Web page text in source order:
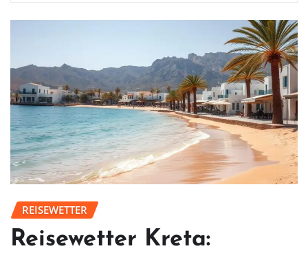
REISEWETTER
Reisewetter Kreta: